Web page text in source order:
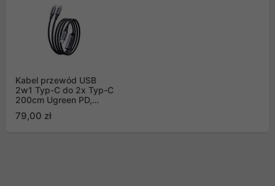
Kabel przewód USB
2w1 Typ-C do 2x Typ-C
200cm Ugreen PD,
79,00 zł